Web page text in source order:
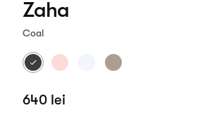
Zaha
Coal
640 lei